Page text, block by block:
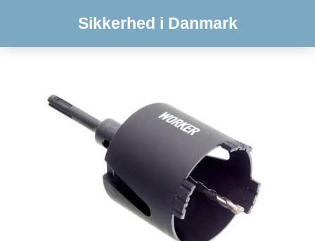
Sikkerhed i Danmark